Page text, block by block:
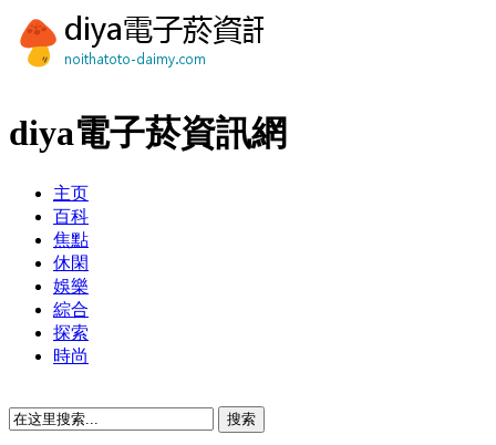
diya電子菸資訊網
主页
百科
焦點
休閑
娛樂
綜合
探索
時尚